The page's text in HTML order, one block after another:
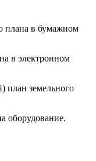
плана в бумажном
в электронном
план земельного
оборудование.